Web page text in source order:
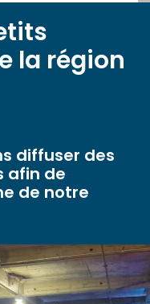
la région
diffuser des
afin de
de notre